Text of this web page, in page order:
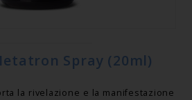
Spray (20ml)
la rivelazione e la manifestazione